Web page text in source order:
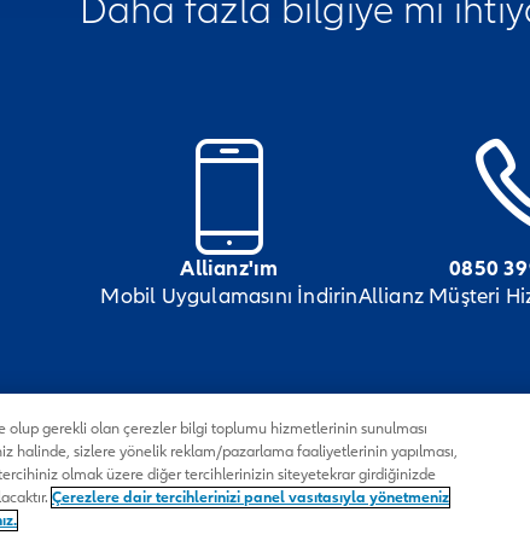
Daha fazla bilgiye mi
Allianz'ım
Mobil Uygulamasını İndirin
0850
Allianz Müşteri
Ödeme KanallarıCopyright 2026 - Tüm hakları Allianz'a
olup gerekli olan çerezler bilgi toplumu hizmetlerinin sunulması
halinde, sizlere yönelik reklam/pazarlama faaliyetlerinin yapılması,
olmak üzere diğer tercihlerinizin siteyetekrar girdiğinizde
Çerezlere dair tercihlerinizi panel vasıtasıyla yönetmeniz